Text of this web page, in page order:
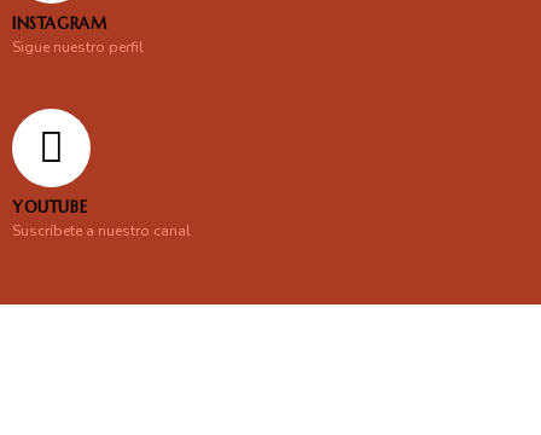
INSTAGRAM
Sigue nuestro perfil
YOUTUBE
Suscríbete a nuestro canal